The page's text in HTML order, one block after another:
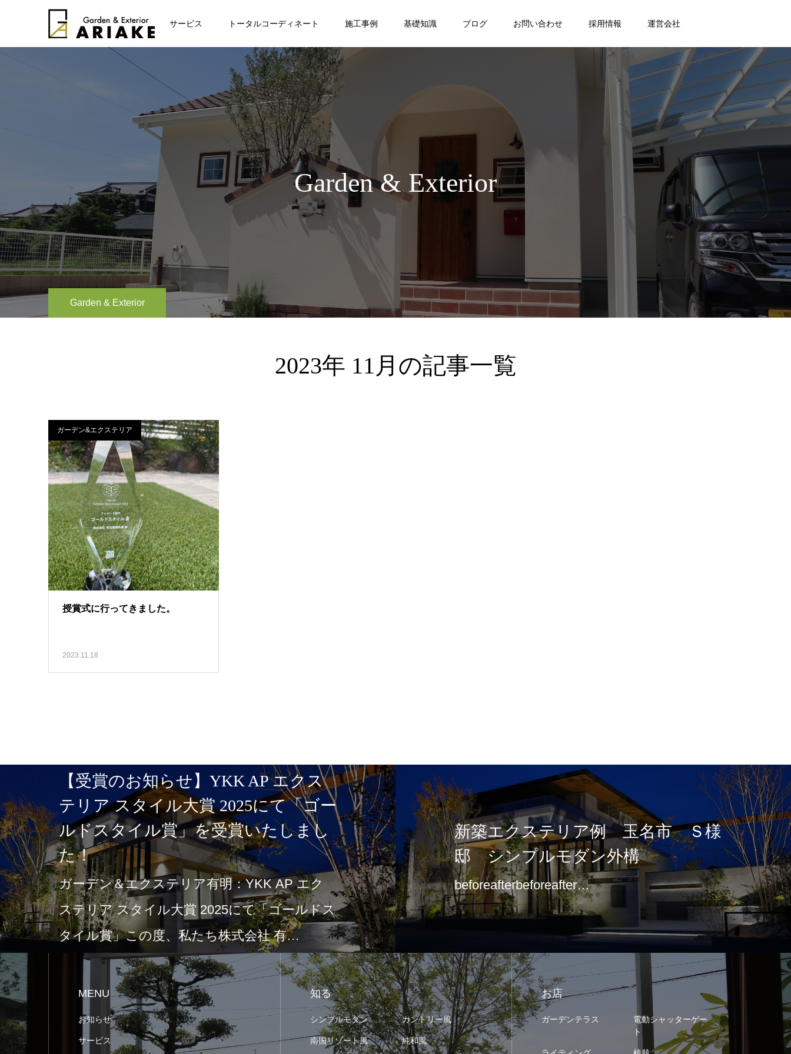
お知らせ サービス トータルコーディネート 施工事例 基礎知識 ブログ お問い合わせ 採用情報 運営会社
Garden & Exterior
Garden & Exterior
2023年 11月の記事一覧
ガーデン&エクステリア
授賞式に行ってきました。
2023.11.18
【受賞のお知らせ】YKK AP エクス
テリア スタイル大賞 2025にて「ゴー
ルドスタイル賞」を受賞いたしまし
た！
ガーデン＆エクステリア有明：YKK AP エク
ステリア スタイル大賞 2025にて「ゴールドス
タイル賞」この度、私たち株式会社 有…
新築エクステリア例 玉名市 Ｓ様
邸 シンプルモダン外構
beforeafterbeforeafter…
MENU
お知らせ
サービス
知る
シンプルモダン カントリー風
南国リゾート風 純和風
お店
ガーデンテラス
電動シャッターゲー
ト